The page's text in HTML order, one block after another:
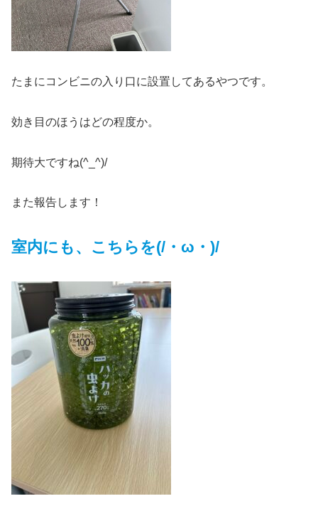
たまにコンビニの入り口に設置してあるやつです。
効き目のほうはどの程度か。
期待大ですね(^_^)/
また報告します！
室内にも、こちらを(/・ω・)/